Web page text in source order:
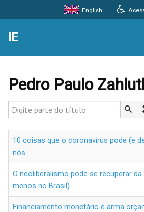
English
IE
Pedro Paulo
Digite parte do título
10 coisas que o coronavírus pode (e
nós
O neoliberalismo pode se recuperar da
menos no Brasil)
Financiamento monetário é arma